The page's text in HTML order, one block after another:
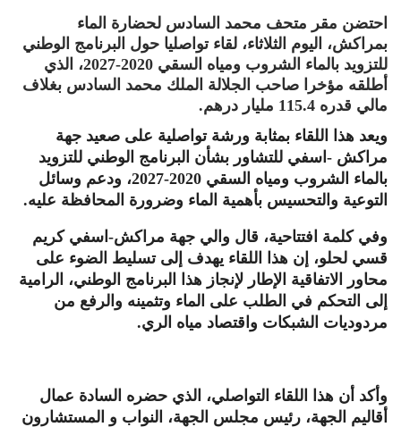
احتضن مقر متحف محمد السادس لحضارة الماء
بمراكش، اليوم الثلاثاء، لقاء تواصليا حول البرنامج الوطني
للتزويد بالماء الشروب ومياه السقي 2020-2027، الذي
أطلقه مؤخرا صاحب الجلالة الملك محمد السادس بغلاف
مالي قدره 115.4 مليار درهم.
ويعد هذا اللقاء بمثابة ورشة تواصلية على صعيد جهة
مراكش -اسفي للتشاور بشأن البرنامج الوطني للتزويد
بالماء الشروب ومياه السقي 2020-2027، ودعم وسائل
التوعية والتحسيس بأهمية الماء وضرورة المحافظة عليه.
وفي كلمة افتتاحية، قال والي جهة مراكش-اسفي كريم
قسي لحلو، إن هذا اللقاء يهدف إلى تسليط الضوء على
محاور الاتفاقية الإطار لإنجاز هذا البرنامج الوطني، الرامية
إلى التحكم في الطلب على الماء وتثمينه والرفع من
مردوديات الشبكات واقتصاد مياه الري.
وأكد أن هذا اللقاء التواصلي، الذي حضره السادة عمال
أقاليم الجهة، رئيس مجلس الجهة، النواب و المستشارون